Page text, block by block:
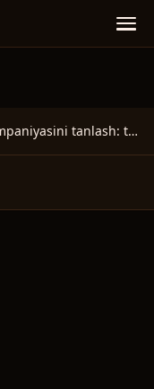
Mobil ilova yaratish kompaniyasini tanlash: toʻliq qoʻllanma